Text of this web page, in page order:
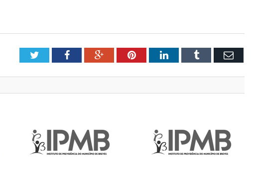
TwitterFacebookGoogle+PinterestLinkedInTumblr Email